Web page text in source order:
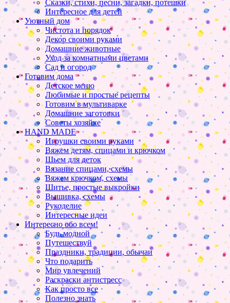
Сказки, стихи, песни, загадки, потешки
Интересное для детей
Уютный дом
Чистота и порядок
Декор своими руками
Домашние животные
Уход за комнатными цветами
Сад и огород
Готовим дома
Детское меню
Любимые и простые рецепты
Готовим в мультиварке
Домашние заготовки
Советы хозяйке
HAND MADE
Игрушки своими руками
Вяжем детям, спицами и крючком
Шьем для деток
Вязание спицами, схемы
Вяжем крючком, схемы
Шитье, простые выкройки
Вышивка, схемы
Рукоделие
Интересные идеи
Интересно обо всем!
Будь модной
Путешествуй
Праздники, традиции, обычаи
Что подарить
Мир увлечений
Раскраски антистресс
Как просто все
Полезно знать